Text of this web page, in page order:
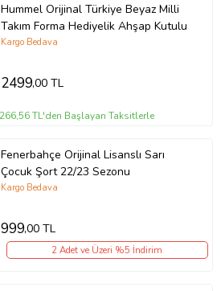
Hummel Orijinal Türkiye Beyaz Milli
Takım Forma Hediyelik Ahşap Kutulu
Kargo Bedava
2499,00 TL
266,56 TL'den Başlayan Taksitlerle
Fenerbahçe Orijinal Lisanslı Sarı
Çocuk Şort 22/23 Sezonu
Kargo Bedava
999,00 TL
2 Adet ve Üzeri %5 İndirim